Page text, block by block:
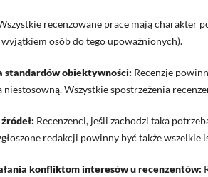
recenzowane prace mają charakter
wyjątkiem osób do tego upoważnionych).
standardów obiektywności: Recenzje
niestosowną. Wszystkie spostrzeżenia
Recenzenci, jeśli zachodzi taka
redakcji powinny być także
konfliktom interesów u recenzentów: